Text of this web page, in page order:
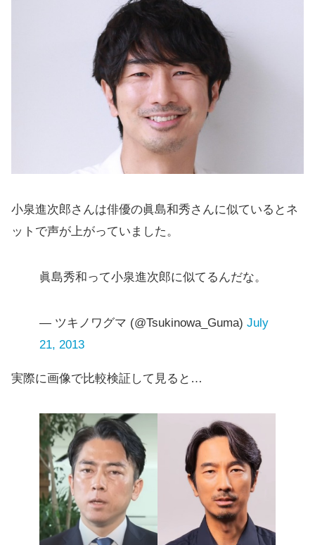
小泉進次郎さんは俳優の眞島和秀さんに似ているとネ
ットで声が上がっていました。
眞島秀和って小泉進次郎に似てるんだな。
— ツキノワグマ (@Tsukinowa_Guma) July
21, 2013
実際に画像で比較検証して見ると…